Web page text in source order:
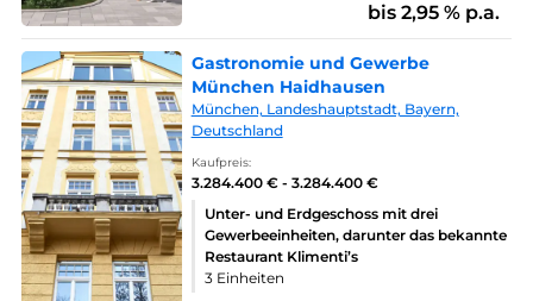
bis 2,95 % p.a.
Gastronomie und Gewerbe
München Haidhausen
München, Landeshauptstadt, Bayern,
Deutschland
Kaufpreis:
3.284.400 € - 3.284.400 €
Unter- und Erdgeschoss mit drei
Gewerbeeinheiten, darunter das bekannte
Restaurant Klimenti’s
3 Einheiten